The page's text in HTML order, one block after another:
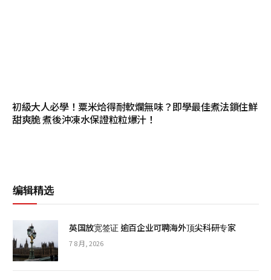
初級大人必學！粟米烚得耐軟爛無味？即學最佳煮法鎖住鮮
甜爽脆 煮後沖凍水保證粒粒爆汁！
编辑精选
英国放宽签证 逾百企业可聘海外顶尖科研专家
7 8 月, 2026